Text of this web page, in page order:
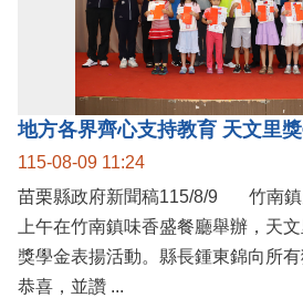
115-08-09 11:24
苗栗縣政府新聞稿115/8/9 竹南鎮天文里辦公處今(9)日
上午在竹南鎮味香盛餐廳舉辦，天
獎學金表揚活動。縣長鍾東錦向所
恭喜，並讚 ...